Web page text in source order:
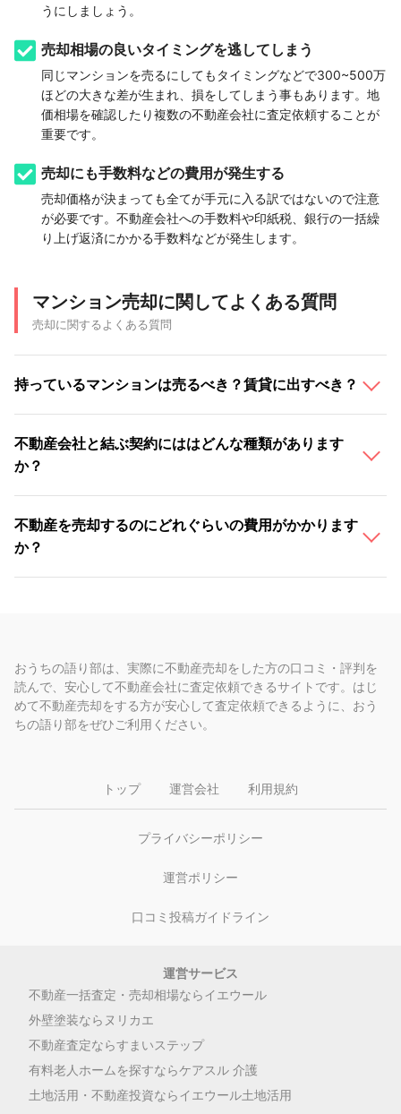
うにしましょう。
売却相場の良いタイミングを逃してしまう
同じマンションを売るにしてもタイミングなどで300~500万
ほどの大きな差が生まれ、損をしてしまう事もあります。地
価相場を確認したり複数の不動産会社に査定依頼することが
重要です。
売却にも手数料などの費用が発生する
売却価格が決まっても全てが手元に入る訳ではないので注意
が必要です。不動産会社への手数料や印紙税、銀行の一括繰
り上げ返済にかかる手数料などが発生します。
マンション売却に関してよくある質問
売却に関するよくある質問
持っているマンションは売るべき？賃貸に出すべき？
不動産会社と結ぶ契約にははどんな種類があります
か？
不動産を売却するのにどれぐらいの費用がかかります
か？
おうちの語り部は、実際に不動産売却をした方の口コミ・評判を
読んで、安心して不動産会社に査定依頼できるサイトです。はじ
めて不動産売却をする方が安心して査定依頼できるように、おう
ちの語り部をぜひご利用ください。
トップ 運営会社 利用規約
プライバシーポリシー
運営ポリシー
口コミ投稿ガイドライン
運営サービス
不動産一括査定・売却相場ならイエウール
外壁塗装ならヌリカエ
不動産査定ならすまいステップ
有料老人ホームを探すならケアスル 介護
土地活用・不動産投資ならイエウール土地活用